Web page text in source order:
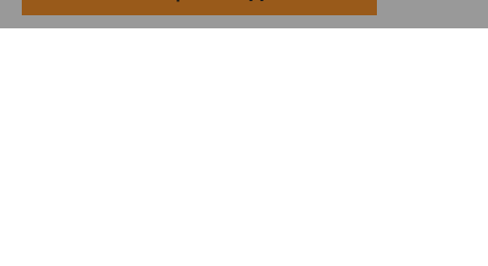
Suscríbete a nuestro Newsletter